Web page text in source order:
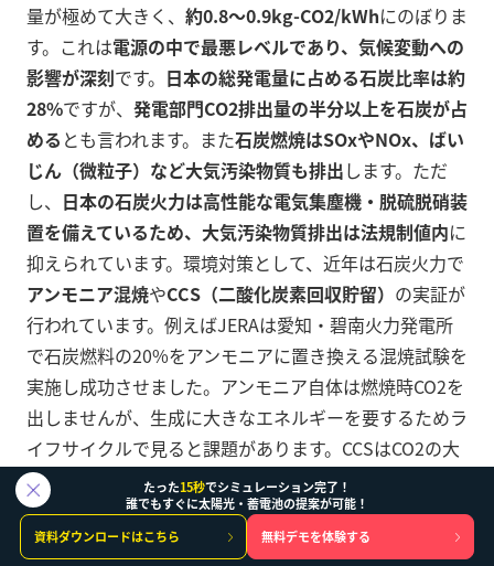
量が極めて大きく、 約0.8～0.9kg-CO2/kWhにのぼりま
す。これは電源の中で最悪レベルであり、気候変動への
影響が深刻です。 日本の総発電量に占める石炭比率は約
28%ですが、 発電部門CO2排出量の半分以上を石炭が占
める とも言われます。また石炭燃焼はSOxやNOx、ばい
じん（微粒子）など大気汚染物質も排出します。ただ
し、 日本の石炭火力は高性能な電気集塵機・脱硫脱硝装
置を備えているため、大気汚染物質排出は法規制値内に
抑えられています。環境対策として、近年は石炭火力で
アンモニア混焼やCCS（二酸化炭素回収貯留） の実証が
行われています。例えばJERAは愛知・碧南火力発電所
で石炭燃料の20%をアンモニアに置き換える混焼試験を
実施し成功させました。アンモニア自体は燃焼時CO2を
出しませんが、生成に大きなエネルギーを要するためラ
イフサイクルで見ると課題があります。CCSはCO2の大
部分を回収できますが、発電効率低下やコスト増大を招
きます。つまり石炭火力をクリーンに使う試みはあるも
のの、抜本的な解決策にはまだなっていません。
たった15秒でシミュレーション完了！
誰でもすぐに太陽光・蓄電池の提案が可能！
資料ダウンロードはこちら
無料デモを体験する